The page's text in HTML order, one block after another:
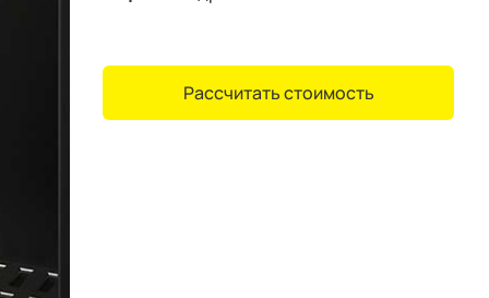
Рассчитать стоимость